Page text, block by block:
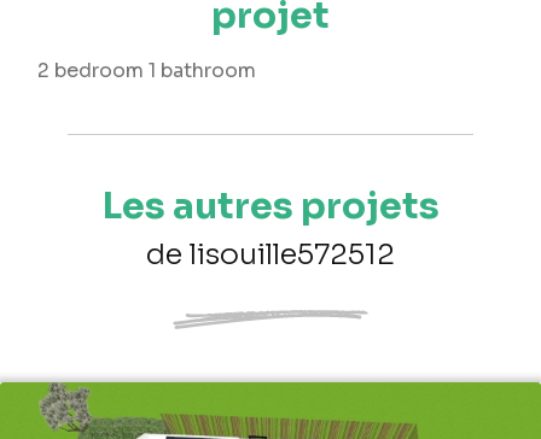
projet
2 bedroom 1 bathroom
Les autres projets
de lisouille572512